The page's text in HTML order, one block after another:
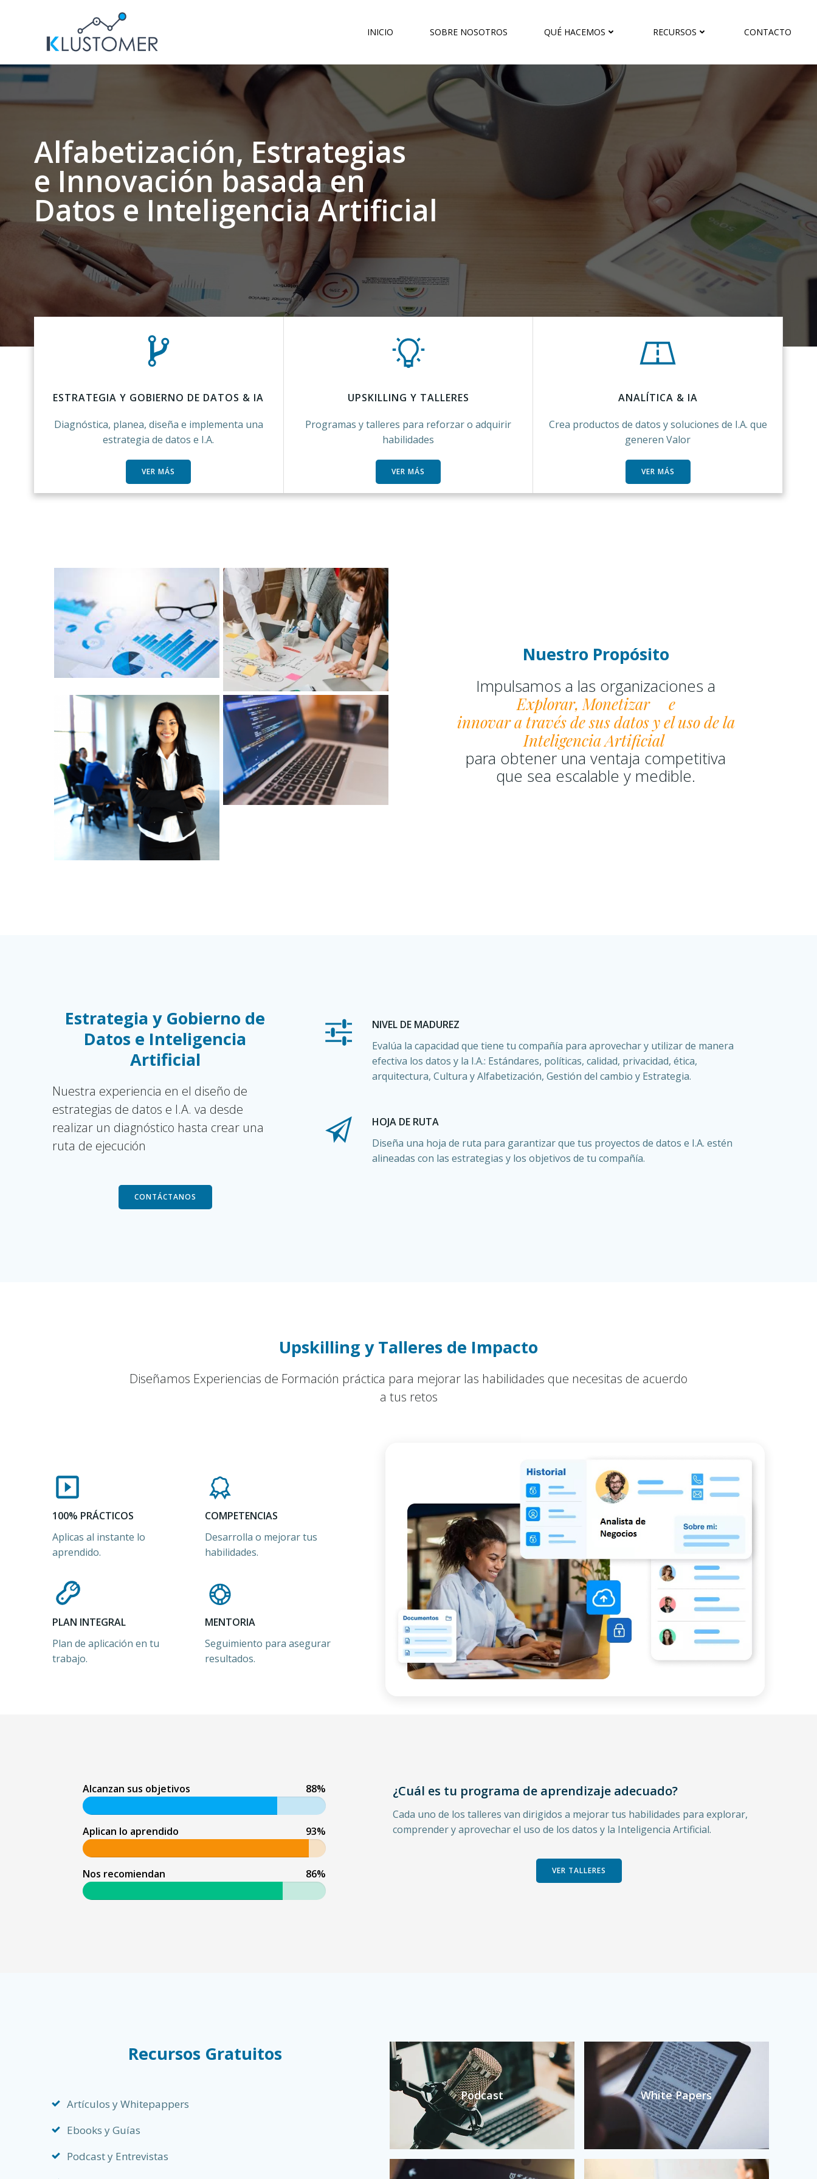
INICIO SOBRE NOSOTROS QUÉ HACEMOS RECURSOS CONTACTO
Alfabetización, Estrategias
e Innovación basada en
Datos e Inteligencia Artificial
ESTRATEGIA Y GOBIERNO DE DATOS & IA
Diagnóstica, planea, diseña e implementa una
estrategia de datos e I.A.
VER MÁS
UPSKILLING Y TALLERES
Programas y talleres para reforzar o adquirir
habilidades
VER MÁS
ANALÍTICA & IA
Crea productos de datos y soluciones de I.A. que
generen Valor
VER MÁS
Nuestro Propósito
Impulsamos a las organizaciones a
Explorar, Monetizar
e
innovar a través de sus datos y el uso de la
Inteligencia Artificial
para obtener una ventaja competitiva
que sea escalable y medible.
Estrategia y Gobierno de
Datos e Inteligencia
Artificial
Nuestra experiencia en el diseño de
estrategias de datos e I.A. va desde
realizar un diagnóstico hasta crear una
ruta de ejecución
CONTÁCTANOS
NIVEL DE MADUREZ
Evalúa la capacidad que tiene tu compañía para aprovechar y utilizar de manera
efectiva los datos y la I.A.: Estándares, políticas, calidad, privacidad, ética,
arquitectura, Cultura y Alfabetización, Gestión del cambio y Estrategia.
HOJA DE RUTA
Diseña una hoja de ruta para garantizar que tus proyectos de datos e I.A. estén
alineadas con las estrategias y los objetivos de tu compañía.
Upskilling y Talleres de Impacto
Diseñamos Experiencias de Formación práctica para mejorar las habilidades que necesitas de acuerdo
a tus retos
100% PRÁCTICOS
Aplicas al instante lo
aprendido.
COMPETENCIAS
Desarrolla o mejorar tus
habilidades.
PLAN INTEGRAL
Plan de aplicación en tu
trabajo.
MENTORIA
Seguimiento para asegurar
resultados.
Alcanzan sus objetivos 88%
Aplican lo aprendido 93%
Nos recomiendan 91%
¿Cuál es tu programa de aprendizaje adecuado?
Cada uno de los talleres van dirigidos a mejorar tus habilidades para explorar,
comprender y aprovechar el uso de los datos y la Inteligencia Artificial.
VER TALLERES
Recursos Gratuitos
Artículos y Whitepappers
Ebooks y Guías
Podcast y Entrevistas
Podcast White Papers